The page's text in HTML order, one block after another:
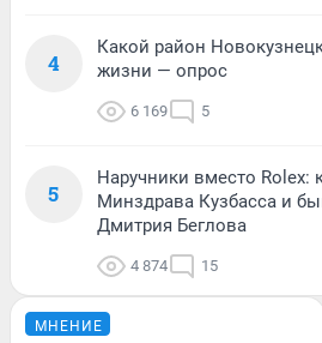
4
Какой район
жизни — опрос
6 169 5
5
Наручники вместо Rolex:
Минздрава Кузбасса и
Дмитрия Беглова
4 874 15
МНЕНИЕ